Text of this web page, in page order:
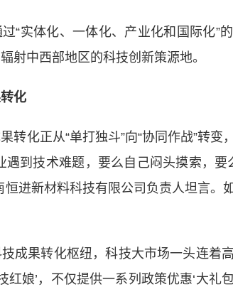
实体化、一体化、产业化和国际化”
射中西部地区的科技创新策源地。
化
化正从“单打独斗”向“协同作战”转变
遇到技术难题，要么自己闷头摸索，要
恒进新材料科技有限公司负责人坦言。
果转化枢纽，科技大市场一头连着
红娘’，不仅提供一系列政策优惠‘大礼